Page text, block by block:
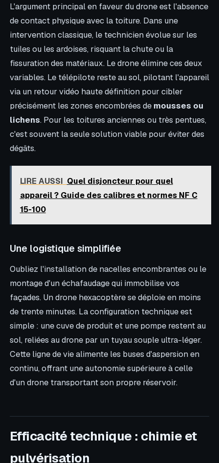
L'argument principal en faveur du drone est l'absence
de contact physique avec la toiture. Dans une
intervention classique, le technicien évolue sur les
tuiles ou les ardoises, risquant la chute ou la
fissuration des matériaux. Le drone élimine ces deux
variables. Le télépilote reste au sol, pilotant l'appareil
via un retour vidéo haute définition pour cibler
précisément les zones encombrées de mousses ou
lichens. Pour les toitures anciennes ou très pentues,
c'est souvent la seule solution viable pour éviter des
dégâts.
LIRE AUSSI Quel disjoncteur pour quel
appareil ? Guide des calibres et normes NF C
15-100
Une logistique simplifiée
Oubliez l'installation de nacelles encombrantes ou le
montage d'un échafaudage qui immobilise vos
façades. Un drone hexacoptère se déploie en moins
de trente minutes. La configuration technique est
simple : une cuve de produit et une pompe restent au
sol, reliées au drone par un tuyau souple ultra-léger.
Cette ligne de vie alimente les buses d'aspersion en
continu, offrant une autonomie supérieure à celle
d'un drone transportant son propre réservoir.
Efficacité technique : chimie et
pulvérisation